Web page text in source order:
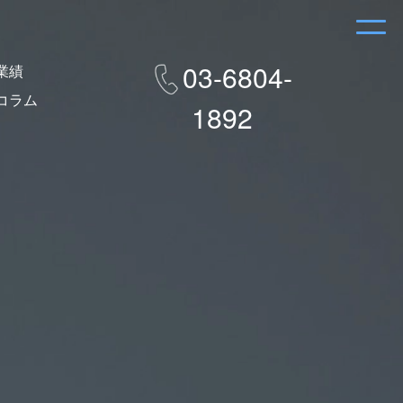
績
ラム
03-6804-
1892